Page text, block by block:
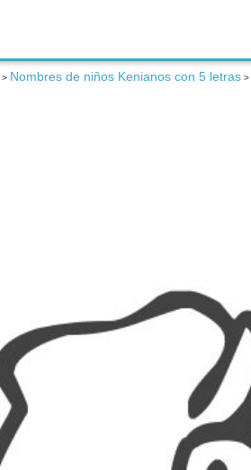
> Nombres de niños Kenianos con 5 letras >